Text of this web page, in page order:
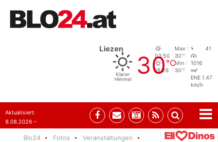
Liezen
Klarer
Himmel
30°C
03:50
18:26
Max :
30°C
Min :
30°C
41
1016
ENE 1.47
km/h
Aktualisiert:
8.08.2026 –
Blo24 Fotos
Veranstaltungen